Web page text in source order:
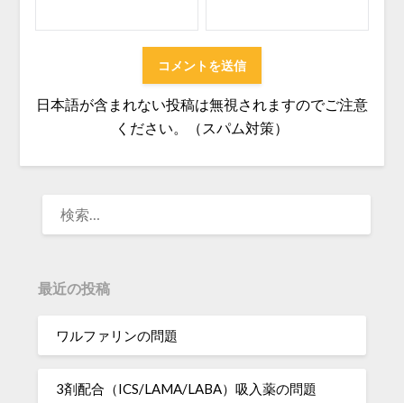
日本語が含まれない投稿は無視されますのでご注意
ください。（スパム対策）
最近の投稿
ワルファリンの問題
3剤配合（ICS/LAMA/LABA）吸入薬の問題